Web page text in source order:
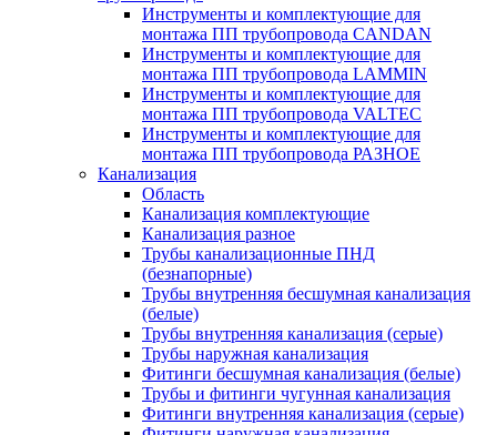
Инструменты и комплектующие для
монтажа ПП трубопровода CANDAN
Инструменты и комплектующие для
монтажа ПП трубопровода LAMMIN
Инструменты и комплектующие для
монтажа ПП трубопровода VALTEC
Инструменты и комплектующие для
монтажа ПП трубопровода РАЗНОЕ
Канализация
Область
Канализация комплектующие
Канализация разное
Трубы канализационные ПНД
(безнапорные)
Трубы внутренняя бесшумная канализация
(белые)
Трубы внутренняя канализация (серые)
Трубы наружная канализация
Фитинги бесшумная канализация (белые)
Трубы и фитинги чугунная канализация
Фитинги внутренняя канализация (серые)